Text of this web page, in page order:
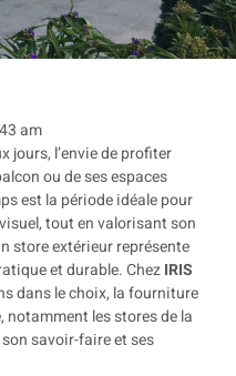
am
jours, l’envie de profiter
ou de ses espaces
est la période idéale pour
tout en valorisant son
store extérieur représente
et durable. ChezIRIS
dans le choix, la fourniture
notamment les stores de la
savoir-faire et ses